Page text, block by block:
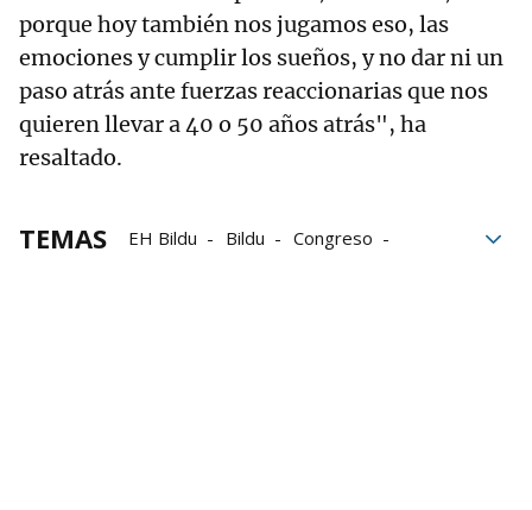
porque hoy también nos jugamos eso, las
emociones y cumplir los sueños, y no dar ni un
paso atrás ante fuerzas reaccionarias que nos
quieren llevar a 40 o 50 años atrás", ha
resaltado.
TEMAS EH Bildu Bildu
Congreso